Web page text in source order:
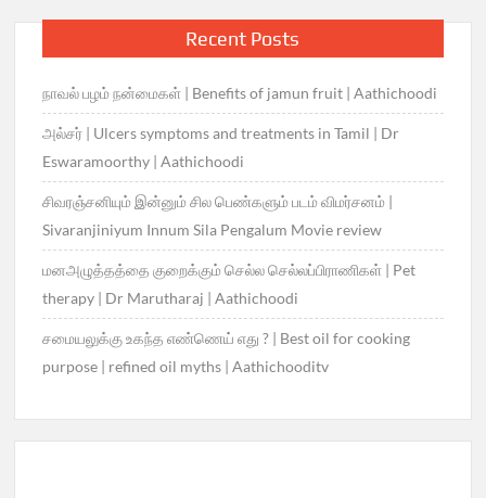
Recent Posts
நாவல் பழம் நன்மைகள் | Benefits of jamun fruit | Aathichoodi
அல்சர் | Ulcers symptoms and treatments in Tamil | Dr
Eswaramoorthy | Aathichoodi
சிவரஞ்சனியும் இன்னும் சில பெண்களும் படம் விமர்சனம் |
Sivaranjiniyum Innum Sila Pengalum Movie review
மனஅழுத்தத்தை குறைக்கும் செல்ல செல்லப்பிராணிகள் | Pet
therapy | Dr Marutharaj | Aathichoodi
சமையலுக்கு உகந்த எண்ணெய் எது ? | Best oil for cooking
purpose | refined oil myths | Aathichooditv